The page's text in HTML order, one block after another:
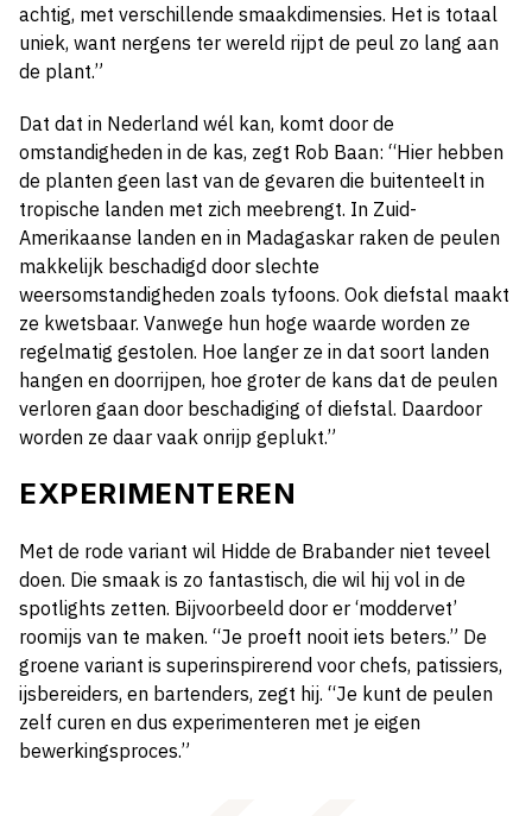
achtig, met verschillende smaakdimensies. Het is totaal
uniek, want nergens ter wereld rijpt de peul zo lang aan
de plant.”
Dat dat in Nederland wél kan, komt door de
omstandigheden in de kas, zegt Rob Baan: “Hier hebben
de planten geen last van de gevaren die buitenteelt in
tropische landen met zich meebrengt. In Zuid-
Amerikaanse landen en in Madagaskar raken de peulen
makkelijk beschadigd door slechte
weersomstandigheden zoals tyfoons. Ook diefstal maakt
ze kwetsbaar. Vanwege hun hoge waarde worden ze
regelmatig gestolen. Hoe langer ze in dat soort landen
hangen en doorrijpen, hoe groter de kans dat de peulen
verloren gaan door beschadiging of diefstal. Daardoor
worden ze daar vaak onrijp geplukt.”
EXPERIMENTEREN
Met de rode variant wil Hidde de Brabander niet teveel
doen. Die smaak is zo fantastisch, die wil hij vol in de
spotlights zetten. Bijvoorbeeld door er ‘moddervet’
roomijs van te maken. “Je proeft nooit iets beters.” De
groene variant is superinspirerend voor chefs, patissiers,
ijsbereiders, en bartenders, zegt hij. “Je kunt de peulen
zelf curen en dus experimenteren met je eigen
bewerkingsproces.”